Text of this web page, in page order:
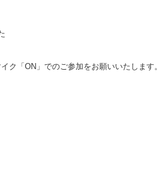
ク「ON」でのご参加をお願いいたします。